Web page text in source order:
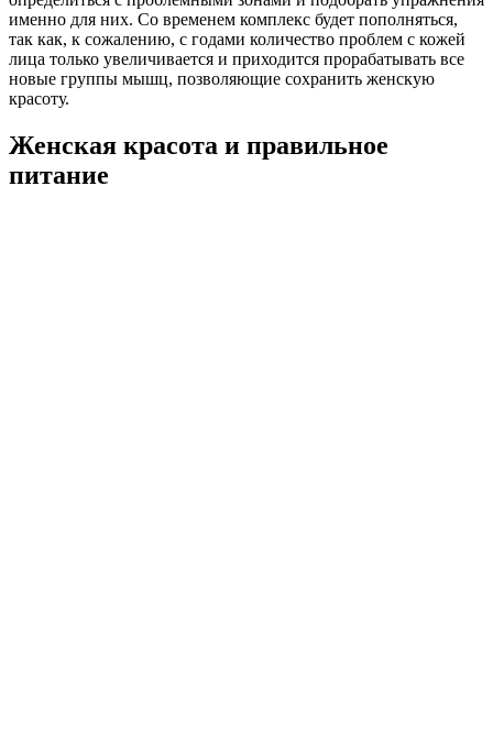
именно для них. Со временем комплекс будет пополняться,
так как, к сожалению, с годами количество проблем с кожей
лица только увеличивается и приходится прорабатывать все
новые группы мышц, позволяющие сохранить женскую
красоту.
Женская красота и правильное
питание